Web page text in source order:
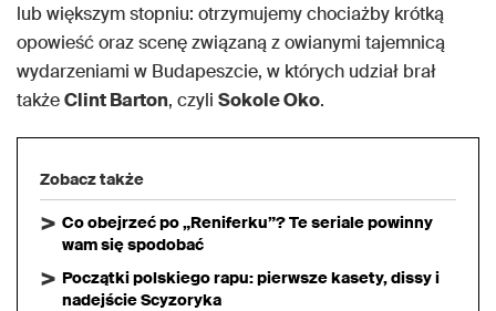
lub większym stopniu: otrzymujemy chociażby krótką
opowieść oraz scenę związaną z owianymi tajemnicą
wydarzeniami w Budapeszcie, w których udział brał
takżeClint Barton, czyli Sokole Oko.
Zobacz także
Co obejrzeć po „Reniferku”? Te seriale powinny
wam się spodobać
Początki polskiego rapu: pierwsze kasety, dissy i
nadejście Scyzoryka